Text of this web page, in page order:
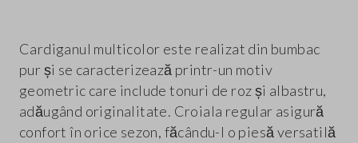
Cardiganul multicolor este realizat din bumbac
pur și se caracterizează printr-un motiv
geometric care include tonuri de roz și albastru,
adăugând originalitate. Croiala regular asigură
confort în orice sezon, făcându-l o piesă versatilă